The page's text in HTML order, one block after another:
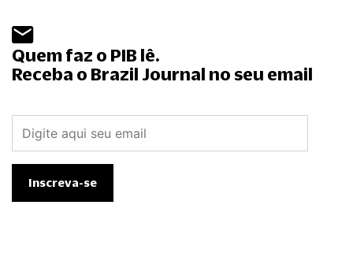
Quem faz o PIB lê.
Receba o Brazil Journal no seu email